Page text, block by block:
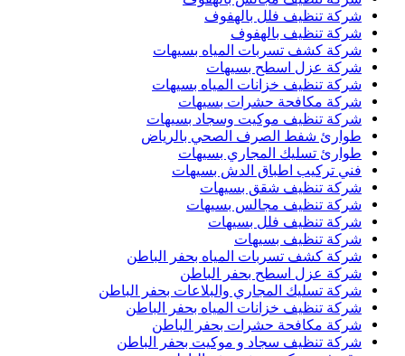
شركة تنظيف فلل بالهفوف
شركة تنظيف بالهفوف
شركة كشف تسربات المياه بسيهات
شركة عزل اسطح بسيهات
شركة تنظيف خزانات المياه بسيهات
شركة مكافحة حشرات بسيهات
شركة تنظيف موكيت وسجاد بسيهات
طوارئ شفط الصرف الصحي بالرياض
طوارئ تسليك المجاري بسيهات
فني تركيب اطباق الدش بسيهات
شركة تنظيف شقق بسيهات
شركة تنظيف مجالس بسيهات
شركة تنظيف فلل بسيهات
شركة تنظيف بسيهات
شركة كشف تسربات المياه بحفر الباطن
شركة عزل اسطح بحفر الباطن
شركة تسليك المجاري والبلاعات بحفر الباطن
شركة تنظيف خزانات المياه بحفر الباطن
شركة مكافحة حشرات بحفر الباطن
شركة تنظيف سجاد و موكيت بحفر الباطن